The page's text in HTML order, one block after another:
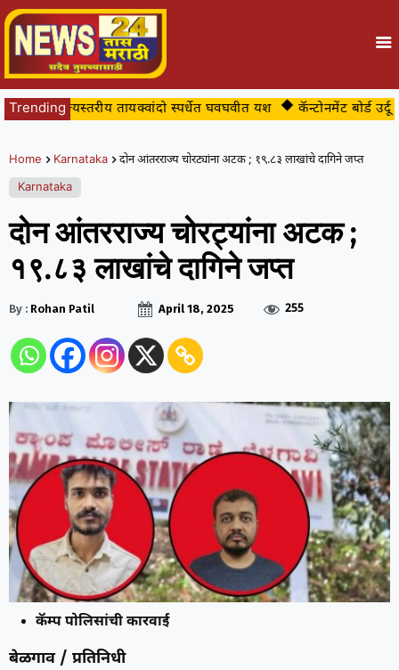
Trending
राज्यस्तरीय तायक्वांदो स्पर्धेत घवघवीत यश कॅन्टोनमेंट बोर्ड उर्दू
Home Karnataka
दोन आंतरराज्य चोरट्यांना अटक ; १९.८३ लाखांचे दागिने जप्त
Karnataka
दोन आंतरराज्य चोरट्यांना अटक ;
१९.८३ लाखांचे दागिने जप्त
By : Rohan Patil April 18, 2025 255
कॅम्प पोलिसांची कारवाई
बेळगाव / प्रतिनिधी